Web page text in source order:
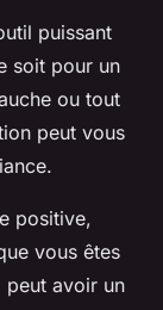
puissant
soit pour un
ou tout
peut vous
positive,
vous êtes
peut avoir un